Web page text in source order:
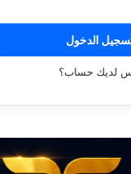
الدخول
لديك حساب؟